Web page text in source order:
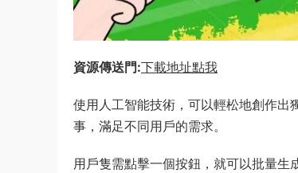
資源傳送門:下載地址點我
使用人工智能技術，可以輕松地創作出
事，滿足不同用戶的需求。
用戶隻需點擊一個按鈕，就可以批量生